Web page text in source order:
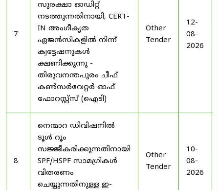
7
സുരക്ഷാ ഓഡിറ്റ്
നടത്തുന്നതിനായി, CERT-
IN അംഗീകൃത
ഏജൻസികളിൽ നിന്ന്
ക്വട്ടേഷനുകൾ
ക്ഷണിക്കുന്നു -
തിരുവനന്തപുരം ചീഫ്
കൺസർവേറ്റർ ഓഫ്
ഫോറസ്റ്റ്സ് (ഐടി)
Other
Tender
12-
08-
2026
8
നെന്മാറ ഡിവിഷനിൽ
ടൂൾ റൂം
സജ്ജീകരിക്കുന്നതിനായി
SPF/HSPF സാമഗ്രികൾ
വിതരണം
ചെയ്യുന്നതിനുള്ള ഇ-
Other
Tender
10-
08-
2026